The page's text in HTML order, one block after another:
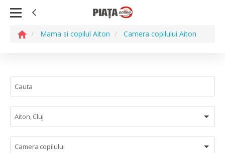
Mama si copilul Aiton Camera copilului Aiton
Aiton, Cluj
Camera copilului